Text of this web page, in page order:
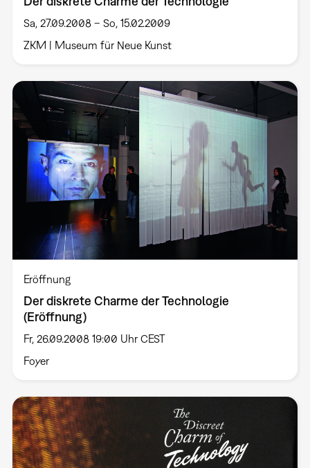
Sa, 27.09.2008 – So, 15.02.2009
ZKM | Museum für Neue Kunst
Eröffnung
Der diskrete Charme der Technologie
(Eröffnung)
Fr, 26.09.2008 19:00 Uhr CEST
Foyer